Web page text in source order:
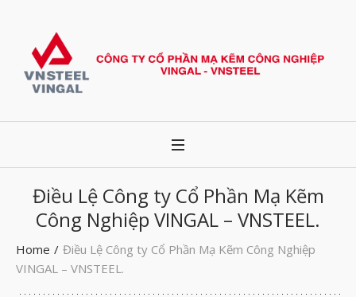
Điều Lệ Công ty Cổ Phần Mạ Kẽm
Công Nghiệp VINGAL – VNSTEEL.
Home / Điều Lệ Công ty Cổ Phần Mạ Kẽm Công Nghiệp
VINGAL – VNSTEEL.